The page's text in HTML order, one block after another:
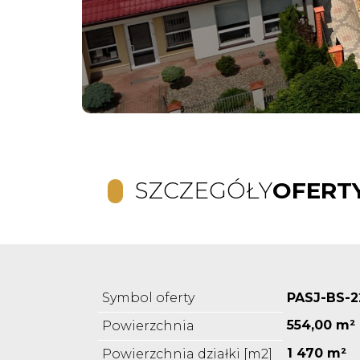
SZCZEGÓŁY
Symbol oferty
PASJ-BS-
Powierzchnia
554,00 m²
Powierzchnia działki [m2]
1 470 m²